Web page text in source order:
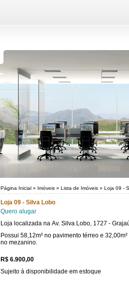
Página Inicial » Imóveis » Lista de Imóveis » Loja 09 -
Loja 09 - Silva Lobo
Quero alugar
Loja localizada na Av. Silva Lobo, 1727 -
Possui 58,12m² no pavimento térreo e 32,00m²
no mezanino.
R$ 6.900,00
Sujeito à disponibilidade em estoque